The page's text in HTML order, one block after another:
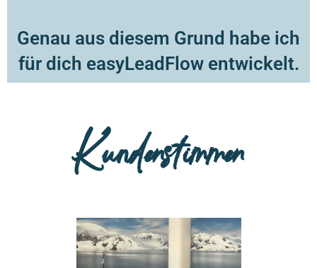
Genau aus diesem Grund habe ich
für dich easyLeadFlow entwickelt.
Kundenstimmen